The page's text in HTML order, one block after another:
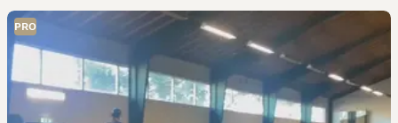
PRO